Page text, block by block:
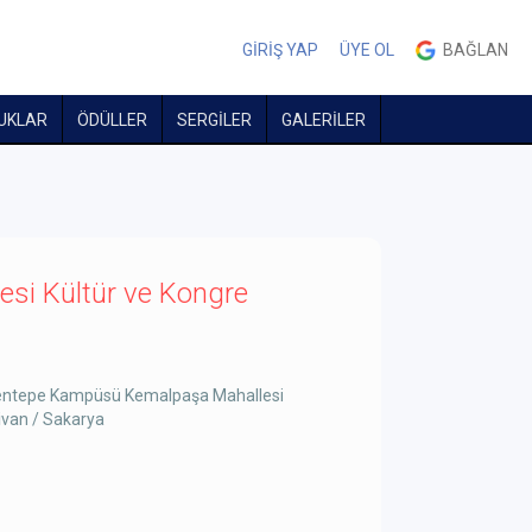
GİRİŞ YAP ÜYE OL BAĞLAN
ÖDÜLLER SERGİLER GALERİLER
Kültür ve Kongre
Kampüsü Kemalpaşa Mahallesi
/ Sakarya